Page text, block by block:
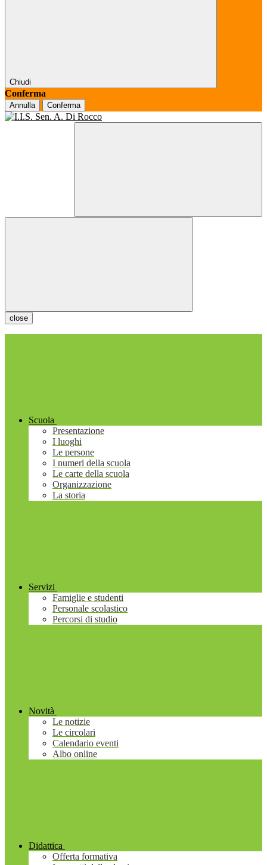
Chiudi
Conferma
Annulla Conferma
close
Scuola
Presentazione
I luoghi
Le persone
I numeri della scuola
Le carte della scuola
Organizzazione
La storia
Servizi
Famiglie e studenti
Personale scolastico
Percorsi di studio
Novità
Le notizie
Le circolari
Calendario eventi
Albo online
Didattica
Offerta formativa